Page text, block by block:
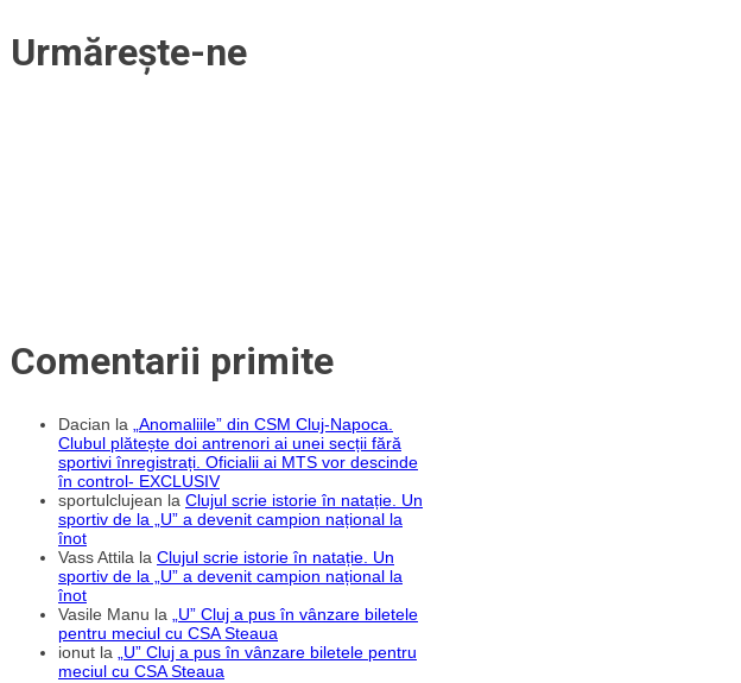
Urmărește-ne
Comentarii primite
Dacian la „Anomaliile” din CSM Cluj-Napoca.
Clubul plătește doi antrenori ai unei secții fără
sportivi înregistrați. Oficialii ai MTS vor descinde
în control- EXCLUSIV
sportulclujean la Clujul scrie istorie în natație. Un
sportiv de la „U” a devenit campion național la
înot
Vass Attila la Clujul scrie istorie în natație. Un
sportiv de la „U” a devenit campion național la
înot
Vasile Manu la „U” Cluj a pus în vânzare biletele
pentru meciul cu CSA Steaua
ionut la „U” Cluj a pus în vânzare biletele pentru
meciul cu CSA Steaua